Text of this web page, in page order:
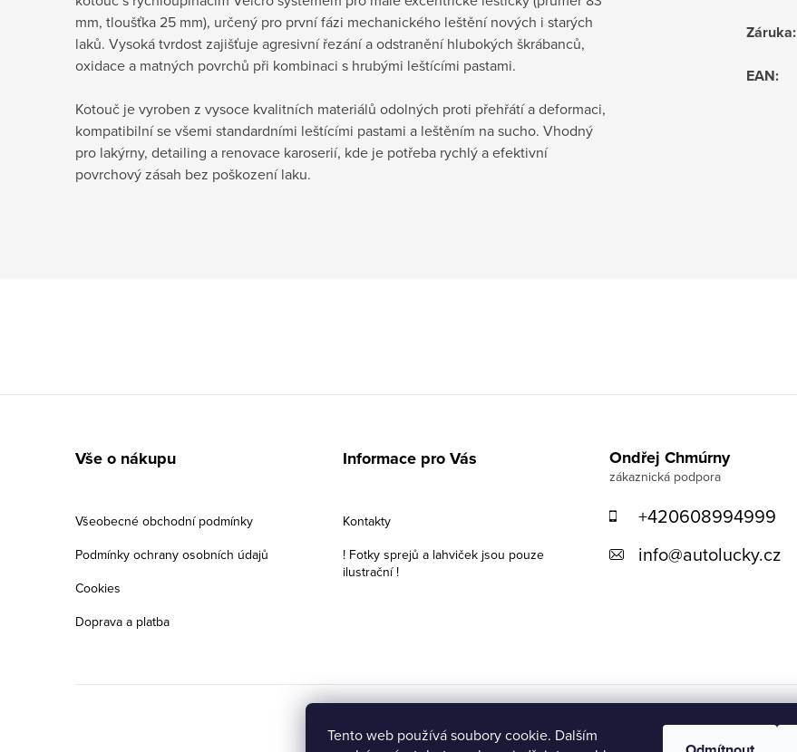
Tento web používá soubory cookie. Dalším
mm, tloušťka 25 mm), určený pro první fázi mechanického leštění nových i starých
laků. Vysoká tvrdost zajišťuje agresivní řezání a odstranění hlubokých škrábanců,
oxidace a matných povrchů při kombinaci s hrubými leštícími pastami.
Kotouč je vyroben z vysoce kvalitních materiálů odolných proti přehřátí a deformaci,
kompatibilní se všemi standardními leštícími pastami a leštěním na sucho. Vhodný
pro lakýrny, detailing a renovace karoserií, kde je potřeba rychlý a efektivní
povrchový zásah bez poškození laku.
Záruka:
EAN:
Vše o nákupu
Všeobecné obchodní podmínky
Podmínky ochrany osobních údajů
Cookies
Doprava a platba
Informace pro Vás
Kontakty
! Fotky sprejů a lahviček jsou pouze
ilustrační !
Ondřej Chmúrny
+420608994999
info@autolucky.cz